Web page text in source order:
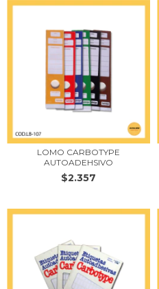
LOMO CARBOTYPE
AUTOADEHSIVO
$2.357